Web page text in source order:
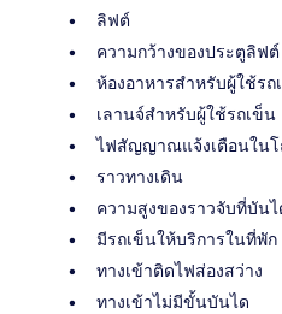
ลิฟต์
ความกว้างของประตูลิฟต์
ห้องอาหารสำหรับผู้ใช้รถ
เลานจ์สำหรับผู้ใช้รถเข็น
ไฟสัญญาณแจ้งเตือนในโ
ราวทางเดิน
ความสูงของราวจับที่บันไ
มีรถเข็นให้บริการในที่พัก
ทางเข้าติดไฟส่องสว่าง
ทางเข้าไม่มีขั้นบันได